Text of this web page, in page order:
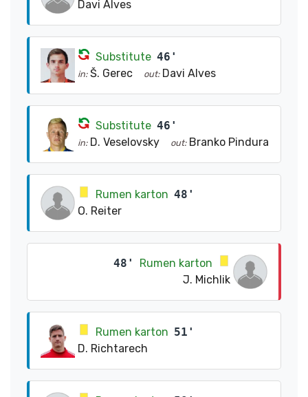
Davi Alves
Substitute 46'
in: Š. Gerec out: Davi Alves
Substitute 46'
in: D. Veselovsky out: Branko Pindura
Rumen karton 48'
O. Reiter
48'
Rumen karton
J. Michlik
Rumen karton 51'
D. Richtarech